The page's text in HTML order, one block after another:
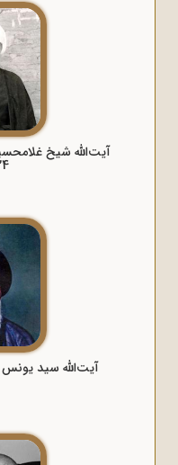
آیت‌الله شیخ
آیت‌الله سید یونس